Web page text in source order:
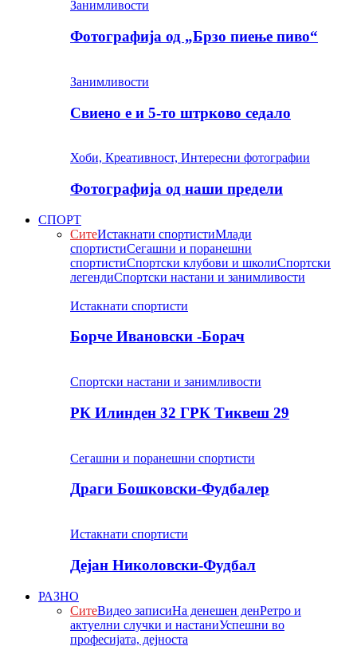
Занимливости
Фотографија од „Брзо пиење пиво“
Занимливости
Свиено е и 5-то штрково седало
Хоби, Креативност, Интересни фотографии
Фотографија од наши предели
СПОРТ
СитеИстакнати спортистиМлади
спортистиСегашни и поранешни
спортистиСпортски клубови и школиСпортски
легендиСпортски настани и занимливости
Истакнати спортисти
Борче Ивановски -Борач
Спортски настани и занимливости
РК Илинден 32 ГРК Тиквеш 29
Сегашни и поранешни спортисти
Драги Бошковски-Фудбалер
Истакнати спортисти
Дејан Николовски-Фудбал
РАЗНО
СитеВидео записиНа денешен денРетро и
актуелни случки и настаниУспешни во
професијата, дејноста